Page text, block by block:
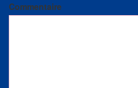
Commentaire